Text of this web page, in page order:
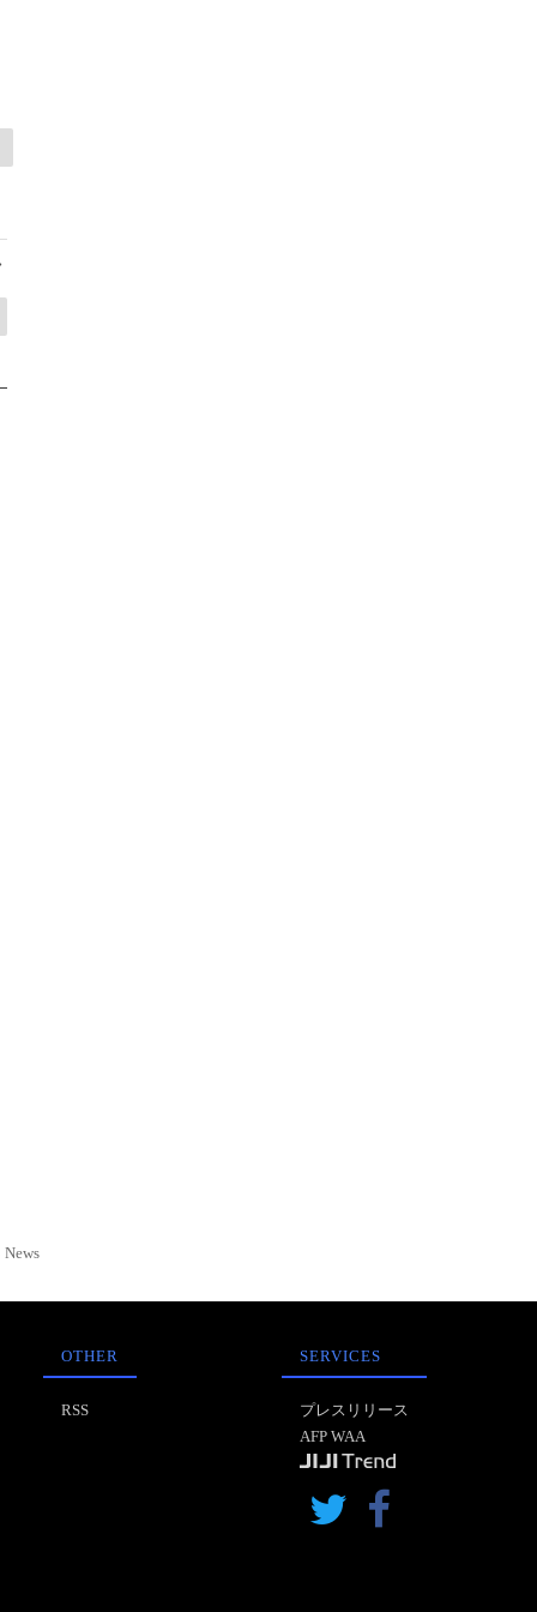
OTHER
RSS
SERVICES
プレスリリース
AFP WAA